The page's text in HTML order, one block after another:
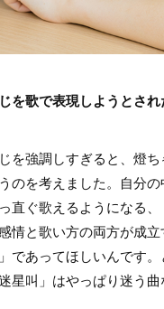
歌で表現しようとされ
強調しすぎると、燈
のを考えました。自分
直ぐ歌えるようになる
情と歌い方の両方が成
であってほしいんです
叫」はやっぱり迷う曲